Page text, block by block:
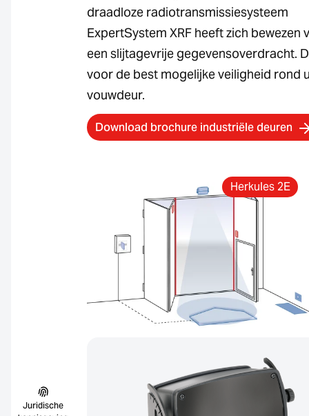
Juridische
draadloze radiotransmissiesysteem
ExpertSystem XRF heeft zich bewezen
een slijtagevrije gegevensoverdracht.
voor de best mogelijke veiligheid rond
vouwdeur.
Download brochure industriële deuren
Herkules 2E